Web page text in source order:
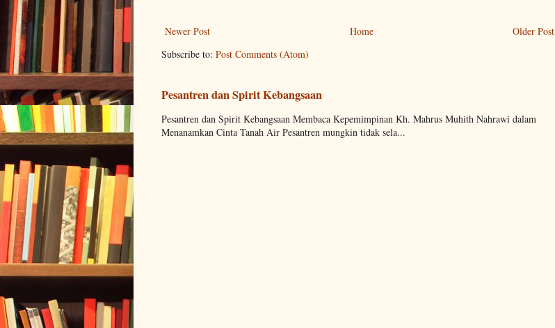
Newer Post Older Post
Home
Subscribe to: Post Comments (Atom)
Pesantren dan Spirit Kebangsaan
Pesantren dan Spirit Kebangsaan Membaca Kepemimpinan Kh. Mahrus Muhith Nahrawi dalam
Menanamkan Cinta Tanah Air Pesantren mungkin tidak sela...